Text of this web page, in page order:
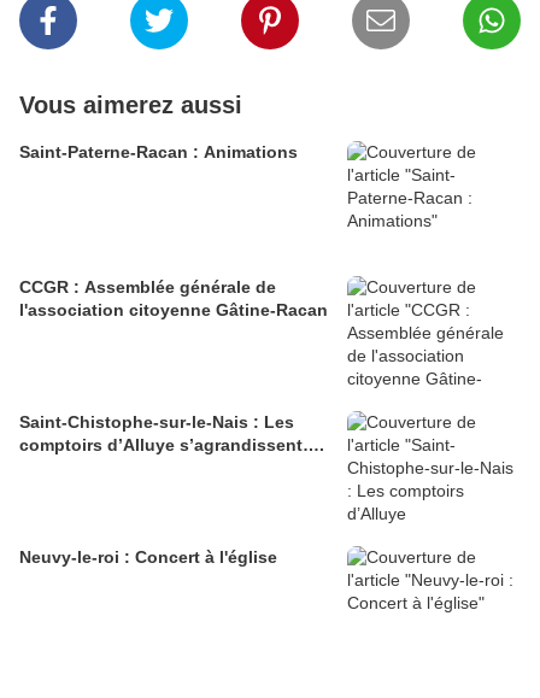
Vous aimerez aussi
Saint-Paterne-Racan : Animations
CCGR : Assemblée générale de
l'association citoyenne Gâtine-Racan
Saint-Chistophe-sur-le-Nais : Les
comptoirs d’Alluye s’agrandissent….
Neuvy-le-roi : Concert à l'église